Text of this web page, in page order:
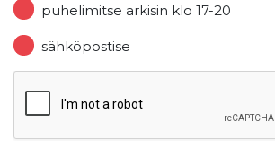
puhelimitse arkisin klo 17-20
sähköpostise